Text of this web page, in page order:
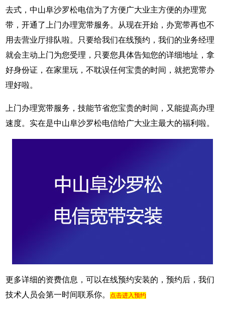
去式，中山阜沙罗松电信为了方便广大业主方便的办理宽
带，开通了上门办理宽带服务。从现在开始，办宽带再也不
用去营业厅排队啦。只要给我们在线预约，我们的业务经理
就会主动上门为您受理，只要您具体告知您的详细地址，拿
好身份证，在家里玩，不耽误任何宝贵的时间，就把宽带办
理好啦。
上门办理宽带服务，技能节省您宝贵的时间，又能提高办理
速度。实在是中山阜沙罗松电信给广大业主最大的福利啦。
更多详细的资费信息，可以在线预约安装的，预约后，我们
技术人员会第一时间联系你。点击进入预约